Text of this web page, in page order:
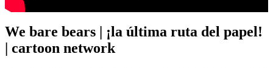
We bare bears | ¡la última ruta del papel!
| cartoon network